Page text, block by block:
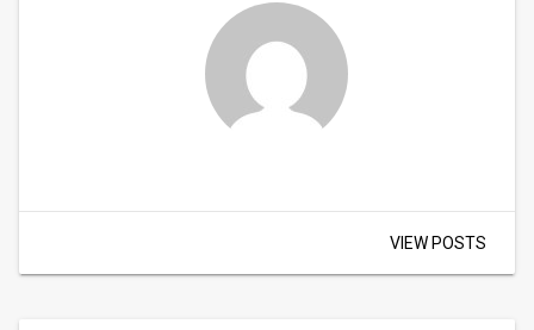
VIEW POSTS